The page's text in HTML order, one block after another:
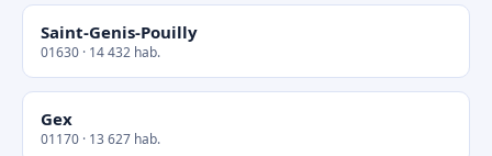
Saint-Genis-Pouilly
01630 · 14 432 hab.
Gex
01170 · 13 627 hab.